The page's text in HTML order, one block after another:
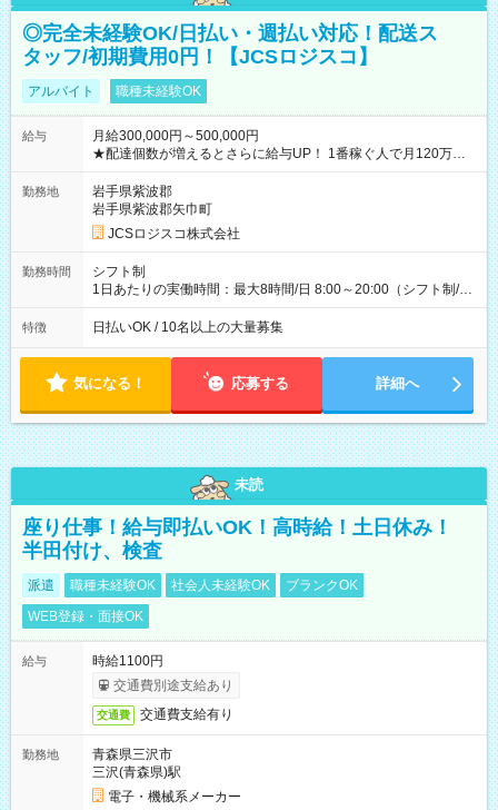
◎完全未経験OK/日払い・週払い対応！配送ス
タッフ/初期費用0円！【JCSロジスコ】
アルバイト 職種未経験OK
給与
月給300,000円～500,000円
★配達個数が増えるとさらに給与UP！ 1番稼ぐ人で月120万ほ
ど！ ・主要都市エリア 月収55万円／週5日稼働 月収65万~112
万円／週6日稼働 ・地方郊外エリア 月収40万円／週5日稼働 月
収40万円~50万円／週6日稼働 ＜モデルイメージ＞ ■月収50万
円 (27歳男性/江東区在住)※元建築関係 1日150個配達×25日勤務
(日休み) ■月収80万円(43歳男性/墨田区在住)※元営業 1日200個
勤務地
岩手県紫波郡
岩手県紫波郡矢巾町
JCSロジスコ株式会社
勤務時間
シフト制
1日あたりの実働時間：最大8時間/日 8:00～20:00（シフト制/実
働8時間） ※週5日勤務（場所次第では週4も有り） ※配達状況
によって時間外での勤務可能性有り ※案件により多少の前後あ
特徴 日払いOK / 10名以上の大量募集
気になる！ 応募する 詳細へ
未読
座り仕事！給与即払いOK！高時給！土日休み！
半田付け、検査
派遣 職種未経験OK 社会人未経験OK
ブランクOK
WEB登録・面接OK
給与
時給1100円
交通費別途支給あり
交通費 交通費支給有り
勤務地
青森県三沢市
三沢(青森県)駅
電子・機械系メーカー